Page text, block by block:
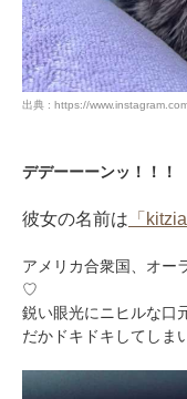
出典 : https://
デデーーーンッ！！！
彼女の名前は 「
アメリカ合衆国、オー
♡
鋭い眼光にニヒルな口
だかドキドキしてしま